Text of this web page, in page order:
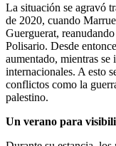
La situación se agravó
de 2020, cuando
Guerguerat,
Polisario. Desde
aumentado, mientras se
internacionales. A esto
conflictos como la
palestino.
Un verano para